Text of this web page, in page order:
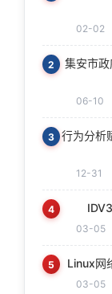
02-02
2
集安市
06-10
3 行为分析
12-31
4
03-05
5 Linux网
03-05